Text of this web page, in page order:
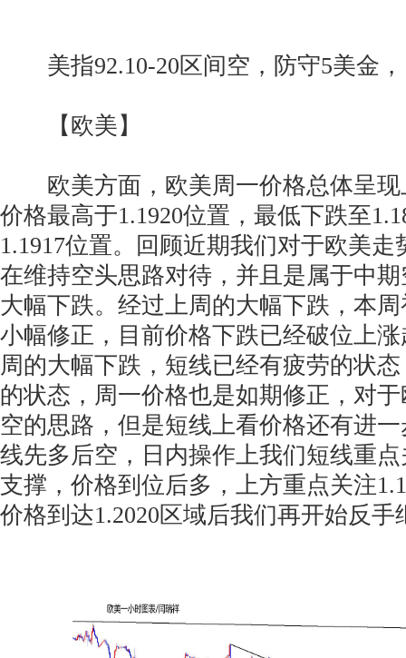
美指92.10-20区间空，防守5美金，
【欧美】
欧美方面，欧美周一价格总体呈现
价格最高于1.1920位置，最低下跌至
1.1917位置。回顾近期我们对于欧美
在维持空头思路对待，并且是属于中
大幅下跌。经过上周的大幅下跌，本
小幅修正，目前价格下跌已经破位上
周的大幅下跌，短线已经有疲劳的状
的状态，周一价格也是如期修正，对
空的思路，但是短线上看价格还有进
线先多后空，日内操作上我们短线重点
支撑，价格到位后多，上方重点关注
价格到达1.2020区域后我们再开始反手